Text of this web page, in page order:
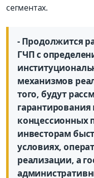
сегментах.
- Продолжится
ГЧП с
механизмов
того, будут
концессионных
инвесторам
условиях,
реализации, а